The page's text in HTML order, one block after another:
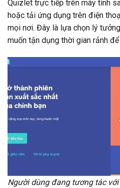
Quizlet trực tiếp trên máy tính
hoặc tải ứng dụng trên điện
mọi nơi. Đây là lựa chọn lý
muốn tận dụng thời gian rảnh
Người dùng đang tương tác